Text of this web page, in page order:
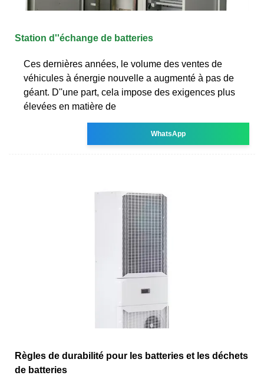
Station d''échange de batteries
Ces dernières années, le volume des ventes de
véhicules à énergie nouvelle a augmenté à pas de
géant. D''une part, cela impose des exigences plus
élevées en matière de
WhatsApp
Règles de durabilité pour les batteries et les déchets
de batteries